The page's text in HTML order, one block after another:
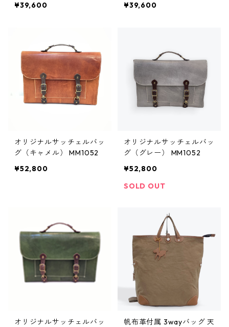
¥39,600
¥39,600
オリジナルサッチェルバッ
グ（キャメル） MM1052
¥52,800
オリジナルサッチェルバッ
グ（グレー） MM1052
¥52,800
SOLD OUT
オリジナルサッチェルバッ
帆布革付属 3wayバッグ 天